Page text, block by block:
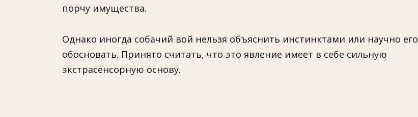
порчу имущества.
Однако иногда собачий вой нельзя объяснить инстинктами или научно его
обосновать. Принято считать, что это явление имеет в себе сильную
экстрасенсорную основу.